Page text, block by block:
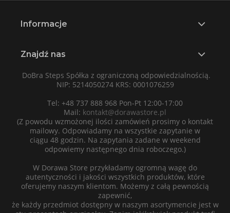
Informacje
Znajdź nas
DoBra Steps Spółka z ograniczoną odpowiedzialnością.
NIP: 5214050274 KRS: 0001076259
Tel: +48 737 888 968 Pon-Pt 12:00-17:00
Mail: kontakt@dorawastore.pl
(Z powodu wzmożonej ilości zamówień prosimy o kontakt
mailowy. Odpowiadamy na wszystkie zapytanie w
ciągu 48 godzin. Na zapytania zadane w weekend
odpowiemy następnego dnia roboczego.)
W Dorawa Store przykładamy ogromną wagę do
autentyczności i jakości wszystkich produktów, które
oferujemy naszym klientom. Możemy z całą pewnością
zapewnić,
że każdy przedmiot dostępny w naszym asortymencie jest w